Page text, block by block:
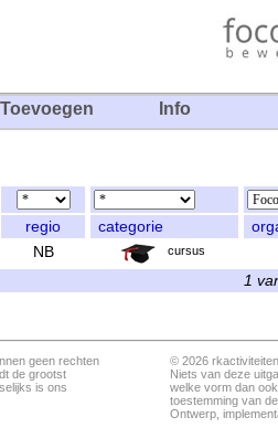
Toevoegen Info
regio categorie
NB cursus
1
geen rechten
de grootst
is ons
© 2026
Niets van deze
welke vorm dan
toestemming van
Ontwerp,